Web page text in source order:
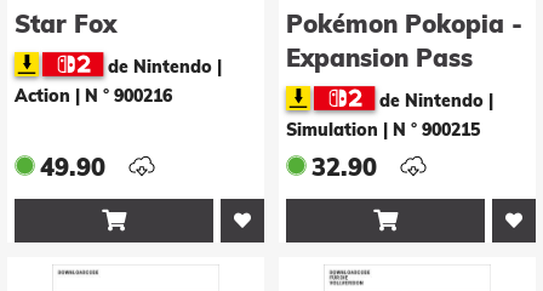
Star Fox
de Nintendo |
Action
N ° 900216
49.90

Pokémon Pokopia -
Expansion Pass
de Nintendo |
Simulation
N ° 900215
32.90
